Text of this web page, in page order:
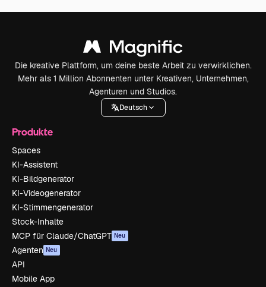
Die kreative Plattform, um deine beste Arbeit zu verwirklichen.
Mehr als 1 Million Abonnenten unter Kreativen, Unternehmen,
Agenturen und Studios.
Deutsch
Produkte
Spaces
KI-Assistent
KI-Bildgenerator
KI-Videogenerator
KI-Stimmengenerator
Stock-Inhalte
MCP für Claude/ChatGPT Neu
Agenten Neu
API
Mobile App